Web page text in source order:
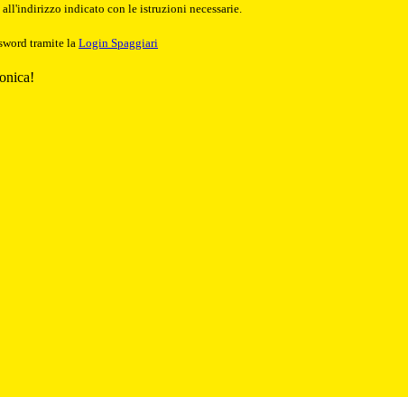
all'indirizzo indicato con le istruzioni necessarie.
tramite la Login Spaggiari